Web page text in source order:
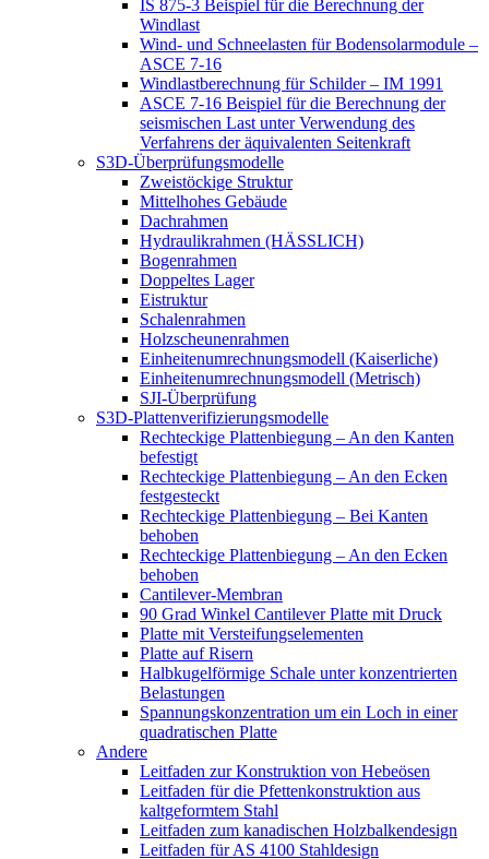
IS 875-3 Beispiel für die Berechnung der
Windlast
Wind- und Schneelasten für Bodensolarmodule –
ASCE 7-16
Windlastberechnung für Schilder – IM 1991
ASCE 7-16 Beispiel für die Berechnung der
seismischen Last unter Verwendung des
Verfahrens der äquivalenten Seitenkraft
S3D-Überprüfungsmodelle
Zweistöckige Struktur
Mittelhohes Gebäude
Dachrahmen
Hydraulikrahmen (HÄSSLICH)
Bogenrahmen
Doppeltes Lager
Eistruktur
Schalenrahmen
Holzscheunenrahmen
Einheitenumrechnungsmodell (Kaiserliche)
Einheitenumrechnungsmodell (Metrisch)
SJI-Überprüfung
S3D-Plattenverifizierungsmodelle
Rechteckige Plattenbiegung – An den Kanten
befestigt
Rechteckige Plattenbiegung – An den Ecken
festgesteckt
Rechteckige Plattenbiegung – Bei Kanten
behoben
Rechteckige Plattenbiegung – An den Ecken
behoben
Cantilever-Membran
90 Grad Winkel Cantilever Platte mit Druck
Platte mit Versteifungselementen
Platte auf Risern
Halbkugelförmige Schale unter konzentrierten
Belastungen
Spannungskonzentration um ein Loch in einer
quadratischen Platte
Andere
Leitfaden zur Konstruktion von Hebeösen
Leitfaden für die Pfettenkonstruktion aus
kaltgeformtem Stahl
Leitfaden zum kanadischen Holzbalkendesign
Leitfaden für AS 4100 Stahldesign